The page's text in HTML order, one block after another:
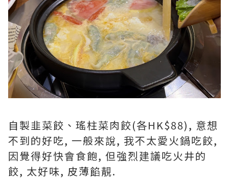
自製韭菜餃、瑤柱菜肉餃(各HK$88), 意想
不到的好吃, 一般來說, 我不太愛火鍋吃餃,
因覺得好快會食飽, 但強烈建議吃火井的
餃, 太好味, 皮薄餡靚.